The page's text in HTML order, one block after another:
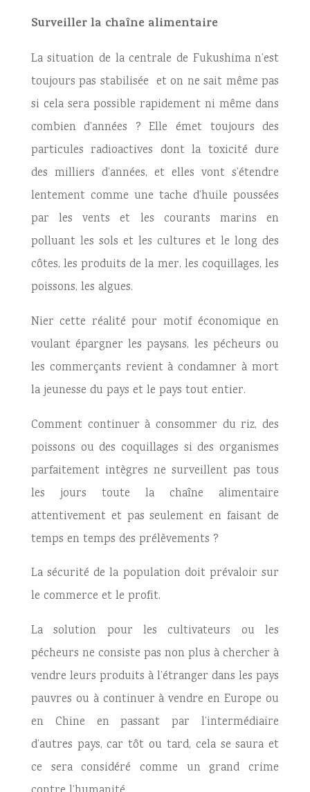
Surveiller la chaîne alimentaire
La situation de la centrale de Fukushima n’est
toujours pas stabilisée et on ne sait même pas
si cela sera possible rapidement ni même dans
combien d’années ? Elle émet toujours des
particules radioactives dont la toxicité dure
des milliers d’années, et elles vont s’étendre
lentement comme une tache d’huile poussées
par les vents et les courants marins en
polluant les sols et les cultures et le long des
côtes, les produits de la mer, les coquillages, les
poissons, les algues.
Nier cette réalité pour motif économique en
voulant épargner les paysans, les pécheurs ou
les commerçants revient à condamner à mort
la jeunesse du pays et le pays tout entier.
Comment continuer à consommer du riz, des
poissons ou des coquillages si des organismes
parfaitement intègres ne surveillent pas tous
les jours toute la chaîne alimentaire
attentivement et pas seulement en faisant de
temps en temps des prélèvements ?
La sécurité de la population doit prévaloir sur
le commerce et le profit.
La solution pour les cultivateurs ou les
pécheurs ne consiste pas non plus à chercher à
vendre leurs produits à l’étranger dans les pays
pauvres ou à continuer à vendre en Europe ou
en Chine en passant par l’intermédiaire
d’autres pays, car tôt ou tard, cela se saura et
ce sera considéré comme un grand crime